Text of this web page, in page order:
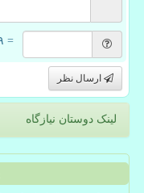
= ۹ بعلاوه ۲
ارسال نظر
لینک دوستان نیازگاه